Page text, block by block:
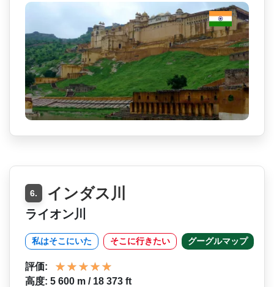
6. インダス川
ライオン川
私はそこにいた そこに行きたい グーグルマップ
評価:
高度: 5 600 m / 18 373 ft